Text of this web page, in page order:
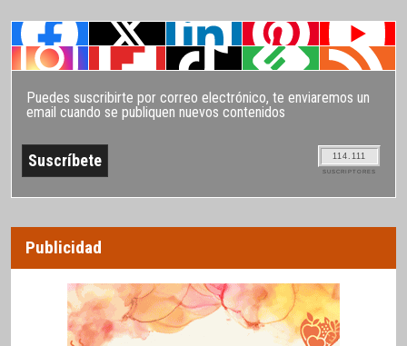
Puedes suscribirte por correo electrónico, te enviaremos un
email cuando se publiquen nuevos contenidos
114.111
SUSCRIPTORES
Publicidad